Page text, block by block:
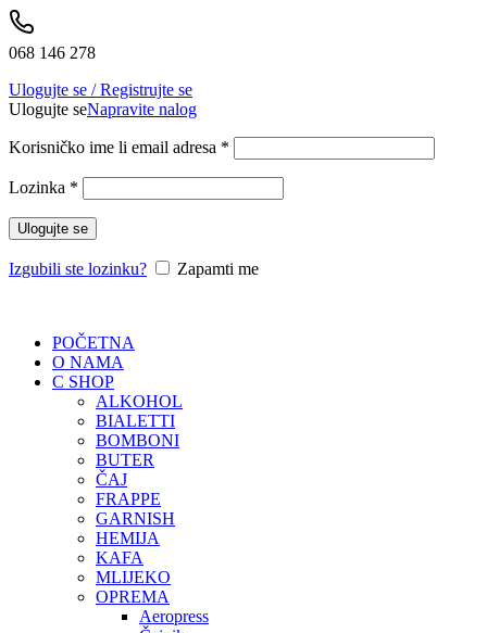
068 146 278
Ulogujte se / Registrujte se
Ulogujte seNapravite nalog
Korisničko ime li email adresa *
Lozinka *
Ulogujte se
Izgubili ste lozinku? Zapamti me
POČETNA
O NAMA
C SHOP
ALKOHOL
BIALETTI
BOMBONI
BUTER
ČAJ
FRAPPE
GARNISH
HEMIJA
KAFA
MLIJEKO
OPREMA
Aeropress